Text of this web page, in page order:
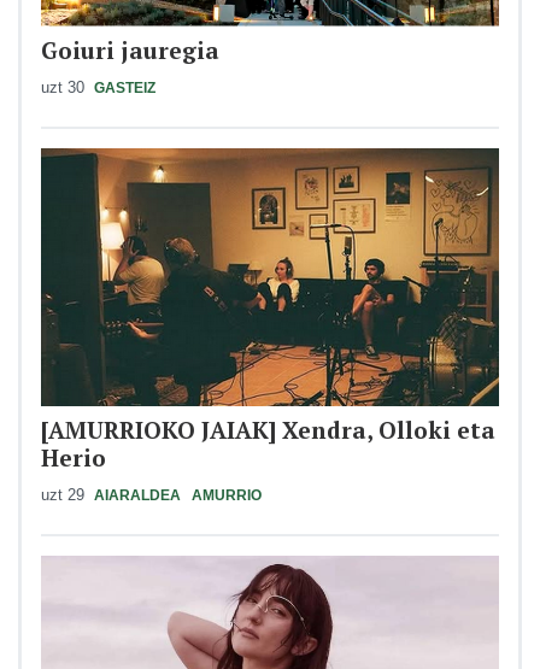
Goiuri jauregia
uzt 30 GASTEIZ
[AMURRIOKO JAIAK] Xendra, Olloki eta
Herio
uzt 29 AIARALDEA AMURRIO